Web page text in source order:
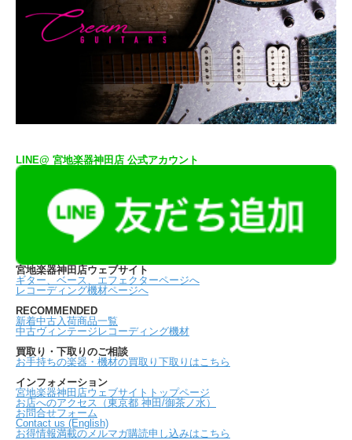
LINE@ 宮地楽器神田店 公式アカウント
宮地楽器神田店ウェブサイト
ギター、ベース、エフェクターページへ
レコーディング機材ページへ
RECOMMENDED
新着中古入荷商品一覧
中古ヴィンテージレコーディング機材
買取り・下取りのご相談
お手持ちの楽器・機材の買取り下取りはこちら
インフォメーション
宮地楽器神田店ウェブサイトトップページ
お店へのアクセス（東京都 神田/御茶ノ水）
お問合せフォーム
Contact us (English)
お得情報満載のメルマガ購読申し込みはこちら